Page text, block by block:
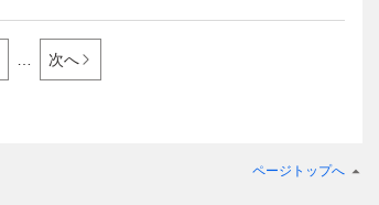
次へ
ページトップへ